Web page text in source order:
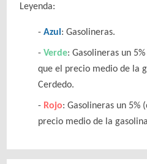
Leyenda:
Azul : Gasolineras.
Verde: Gasolineras un
que el precio medio de la
Cerdedo.
Rojo: Gasolineras un 5%
precio medio de la